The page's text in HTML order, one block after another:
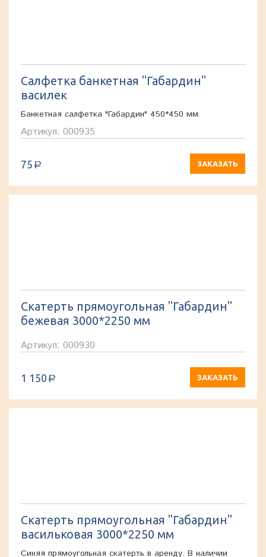
Салфетка банкетная "Габардин"
василек
Банкетная салфетка "Габардин" 450*450 мм.
Артикул: 000935
75 a ЗАКАЗАТЬ
Скатерть прямоугольная "Габардин"
бежевая 3000*2250 мм
Артикул: 000930
1 150 a ЗАКАЗАТЬ
Скатерть прямоугольная "Габардин"
васильковая 3000*2250 мм
Синяя прямоугольная скатерть в аренду. В наличии